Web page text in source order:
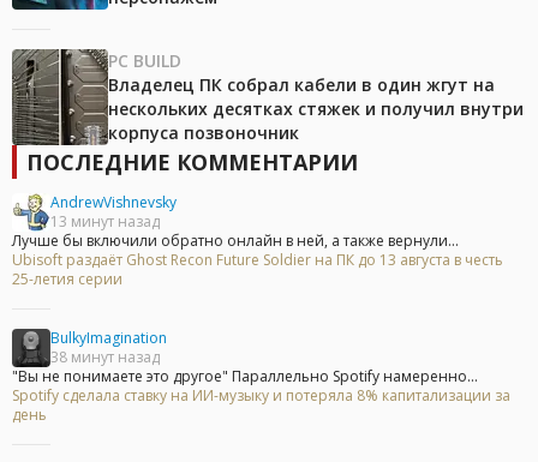
PC BUILD
Владелец ПК собрал кабели в один жгут на
нескольких десятках стяжек и получил внутри
корпуса позвоночник
ПОСЛЕДНИЕ КОММЕНТАРИИ
AndrewVishnevsky
13 минут назад
Лучше бы включили обратно онлайн в ней, а также вернули...
Ubisoft раздаёт Ghost Recon Future Soldier на ПК до 13 августа в честь
25-летия серии
BulkyImagination
38 минут назад
"Вы не понимаете это другое" Параллельно Spotify намеренно...
Spotify сделала ставку на ИИ-музыку и потеряла 8% капитализации за
день